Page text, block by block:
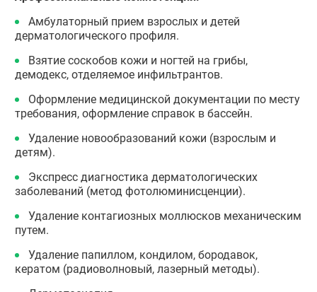
Амбулаторный прием взрослых и детей
дерматологического профиля.
Взятие соскобов кожи и ногтей на грибы,
демодекс, отделяемое инфильтрантов.
Оформление медицинской документации по месту
требования, оформление справок в бассейн.
Удаление новообразований кожи (взрослым и
детям).
Экспресс диагностика дерматологических
заболеваний (метод фотолюминисценции).
Удаление контагиозных моллюсков механическим
путем.
Удаление папиллом, кондилом, бородавок,
кератом (радиоволновый, лазерный методы).